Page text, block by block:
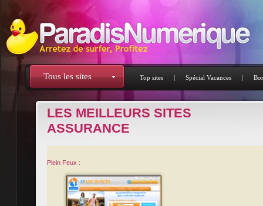
Tous les sites Top sites | Spécial Vacances |
LES MEILLEURS SITES
ASSURANCE
Plein Feux :